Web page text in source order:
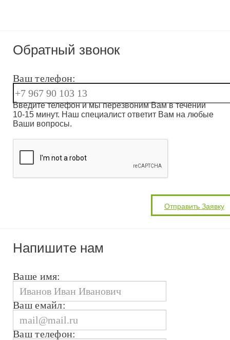
Обратный звонок
Ваш телефон:
Введите телефон и мы перезвоним Вам в течении
10-15 минут. Наш специалист ответит Вам на любые
Ваши вопросы.
Напишите нам
Ваше имя:
Ваш емайл:
Ваш телефон: